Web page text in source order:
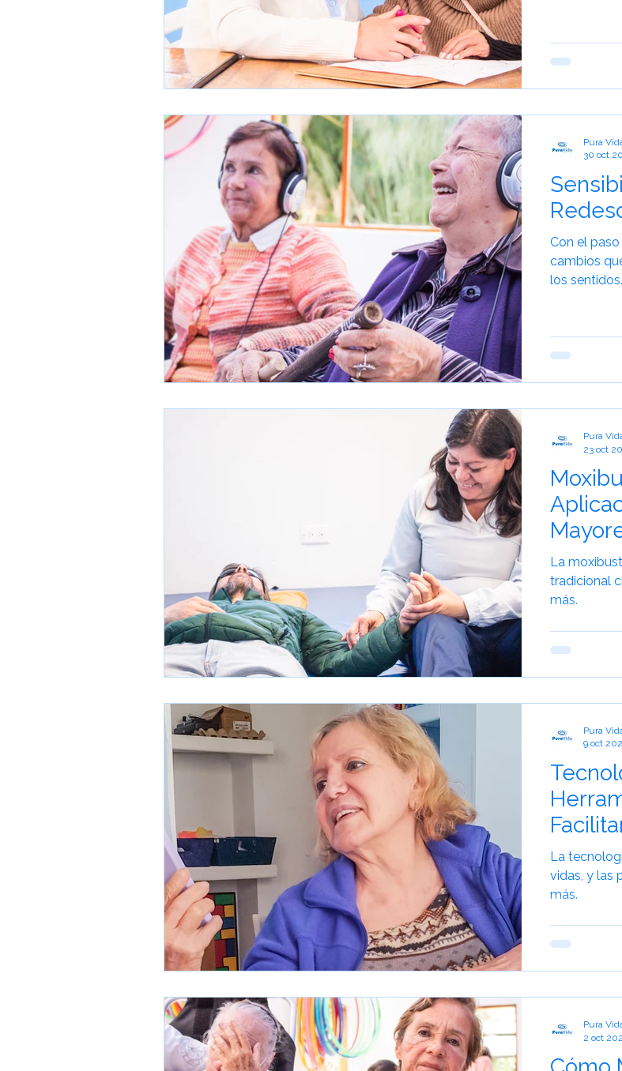
Bienestar Emocional Terapia de Risa Cuidado Geriátrico
Turismo en la Tercera Edad Envejecimiento Activo Experiencias de Viaje
Con el
cambios
los
Pura
30 oct
La
tradicional
más.
Pura
23 oct
La
vidas, y las
más.
Pura
9 oct
Pura
2 oct